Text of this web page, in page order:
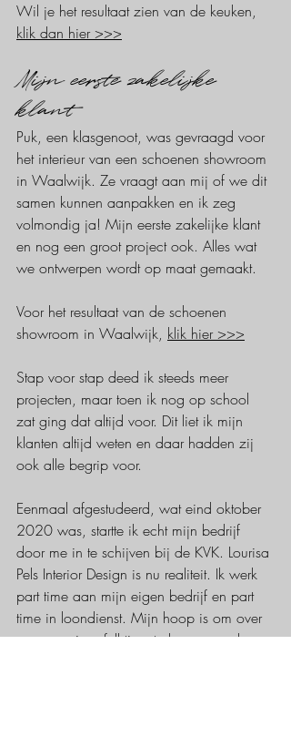
Wil je het resultaat zien van de keuken,
klik dan hier >>>
Mijn eerste zakelijke
klant
Puk, een klasgenoot, was gevraagd voor
het interieur van een schoenen showroom
in Waalwijk. Ze vraagt aan mij of we dit
samen kunnen aanpakken en ik zeg
volmondig ja! Mijn eerste zakelijke klant
en nog een groot project ook. Alles wat
we ontwerpen wordt op maat gemaakt.
Voor het resultaat van de schoenen
showroom in Waalwijk, klik hier >>>
Stap voor stap deed ik steeds meer
projecten, maar toen ik nog op school
zat ging dat altijd voor. Dit liet ik mijn
klanten altijd weten en daar hadden zij
ook alle begrip voor.
Eenmaal afgestudeerd, wat eind oktober
2020 was, startte ik echt mijn bedrijf
door me in te schijven bij de KVK. Lourisa
Pels Interior Design is nu realiteit. Ik werk
part time aan mijn eigen bedrijf en part
time in loondienst. Mijn hoop is om over
een paar jaar full time te kunnen werken